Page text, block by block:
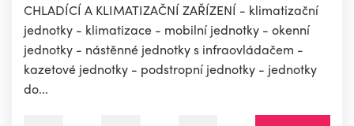
CHLADÍCÍ A KLIMATIZAČNÍ ZAŘÍZENÍ - klimatizační
jednotky - klimatizace - mobilní jednotky - okenní
jednotky - nástěnné jednotky s infraovládačem -
kazetové jednotky - podstropní jednotky - jednotky
do...